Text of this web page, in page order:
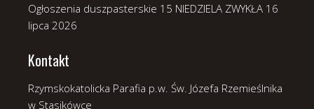
Ogłoszenia duszpasterskie 15 NIEDZIELA ZWYKŁA 16
lipca 2026
Kontakt
Rzymskokatolicka Parafia p.w. Św. Józefa Rzemieślnika
w Stasikówce